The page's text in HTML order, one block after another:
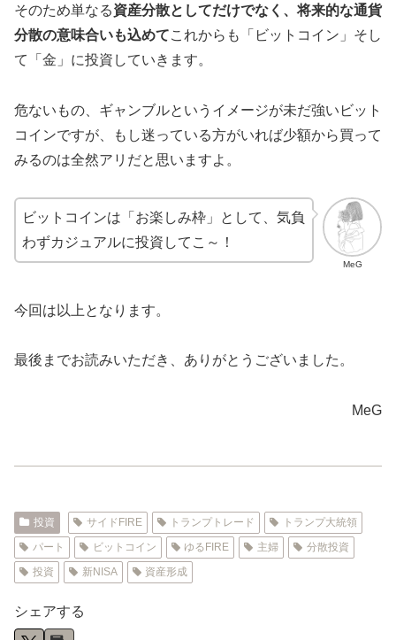
そのため単なる資産分散としてだけでなく、将来的な通貨
分散の意味合いも込めてこれからも「ビットコイン」そし
て「金」に投資していきます。
危ないもの、ギャンブルというイメージが未だ強いビット
コインですが、もし迷っている方がいれば少額から買って
みるのは全然アリだと思いますよ。
MeG
ビットコインは「お楽しみ枠」として、気負
わずカジュアルに投資してこ～！
今回は以上となります。
最後までお読みいただき、ありがとうございました。
MeG
投資 サイドFIRE トランプトレード
トランプ大統領
パート
ビットコイン ゆるFIRE 主婦
分散投資
投資
新NISA 資産形成
シェアする